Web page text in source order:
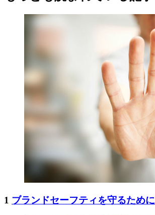
1 ブランドセーフティを守るために